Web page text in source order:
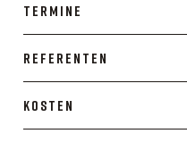
Termine
Referenten
Kosten